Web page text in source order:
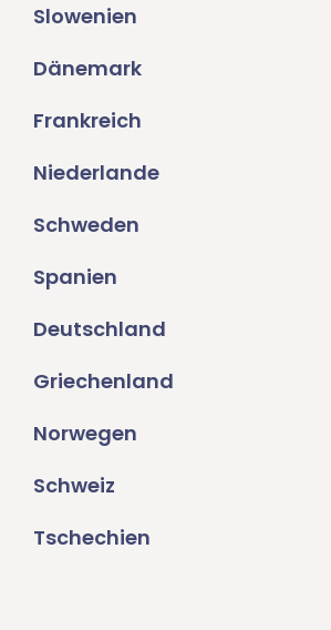
Slowenien
Dänemark
Frankreich
Niederlande
Schweden
Spanien
Deutschland
Griechenland
Norwegen
Schweiz
Tschechien